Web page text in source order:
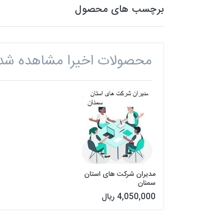
برچسب های محصول
محصولات اخیرا مشاهده
مدیران شرکت های استان
سمنان
4,050,000 ریال